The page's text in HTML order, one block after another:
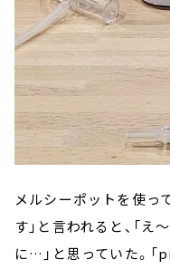
メルシーポットを使っ
す」と言われると、「
に…」と思っていた。